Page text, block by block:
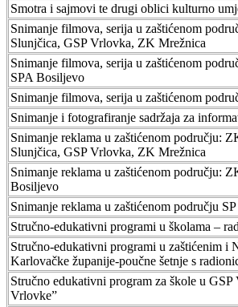
Smotra i sajmovi te drugi oblici kulturno
Snimanje filmova, serija u zaštićenom
Slunjčica, GSP Vrlovka, ZK Mrežnica
Snimanje filmova, serija u zaštićenom
SPA Bosiljevo
Snimanje filmova, serija u zaštićenom
Snimanje i fotografiranje sadržaja za
Snimanje reklama u zaštićenom području:
Slunjčica, GSP Vrlovka, ZK Mrežnica
Snimanje reklama u zaštićenom području:
Bosiljevo
Snimanje reklama u zaštićenom području
Stručno-edukativni programi u školama –
Stručno-edukativni programi u zaštićenim i
Karlovačke županije-poučne šetnje s
Stručno edukativni program za škole u
Vrlovke”